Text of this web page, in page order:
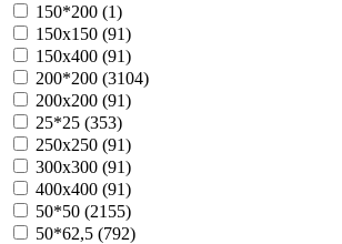
150*200 (1)
150х150 (91)
150х400 (91)
200*200 (3104)
200х200 (91)
25*25 (353)
250х250 (91)
300х300 (91)
400х400 (91)
50*50 (2155)
50*62,5 (792)